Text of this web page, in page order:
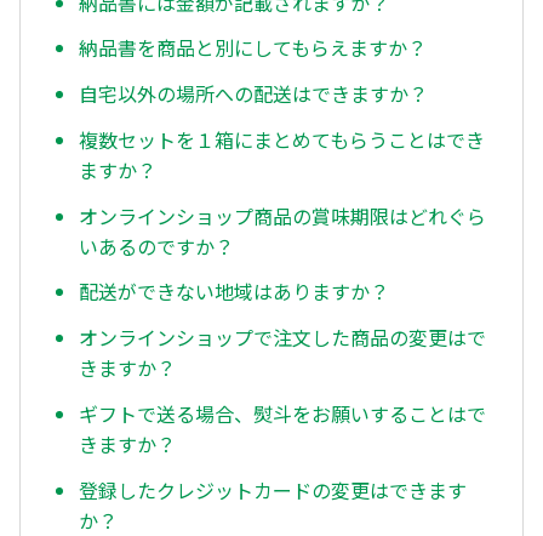
納品書を商品と別にしてもらえますか？
自宅以外の場所への配送はできますか？
複数セットを１箱にまとめてもらうことはでき
ますか？
オンラインショップ商品の賞味期限はどれぐら
いあるのですか？
配送ができない地域はありますか？
オンラインショップで注文した商品の変更はで
きますか？
ギフトで送る場合、熨斗をお願いすることはで
きますか？
登録したクレジットカードの変更はできます
か？